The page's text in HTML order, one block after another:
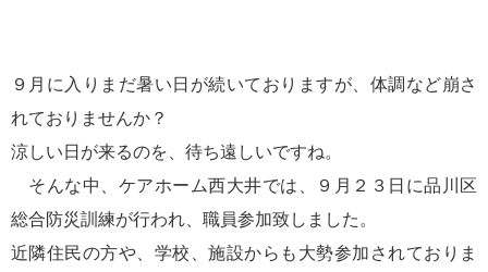
９月に入りまだ暑い日が続いておりますが、体調など崩さ
れておりませんか？
涼しい日が来るのを、待ち遠しいですね。
そんな中、ケアホーム西大井では、９月２３日に品川区
総合防災訓練が行われ、職員参加致しました。
近隣住民の方や、学校、施設からも大勢参加されておりま